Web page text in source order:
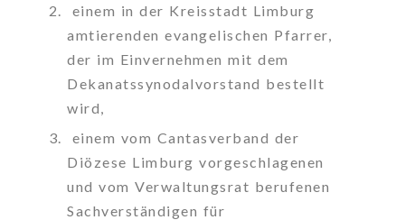
einem in der Kreisstadt Limburg
amtierenden evangelischen Pfarrer,
der im Einvernehmen mit dem
Dekanatssynodalvorstand bestellt
wird,
einem vom Cantasverband der
Diözese Limburg vorgeschlagenen
und vom Verwaltungsrat berufenen
Sachverständigen für